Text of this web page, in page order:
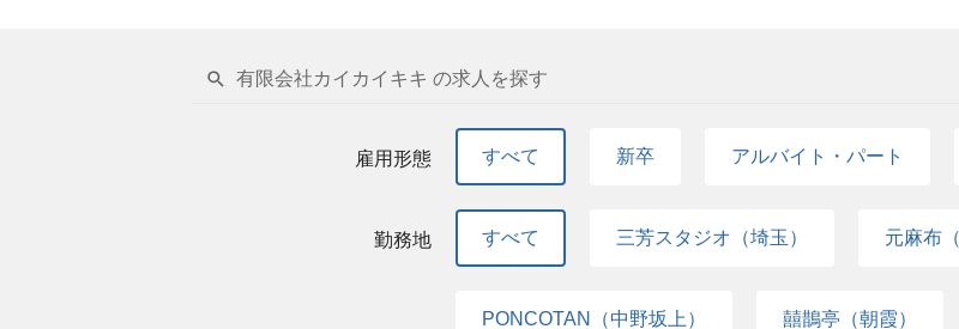
有限会社カイカイキキ の求人を探す
雇用形態 すべて 新卒 アルバイト・パート
勤務地 すべて 三芳スタジオ（埼玉） 元麻布
PONCOTAN（中野坂上） 囍鵲亭（朝霞）